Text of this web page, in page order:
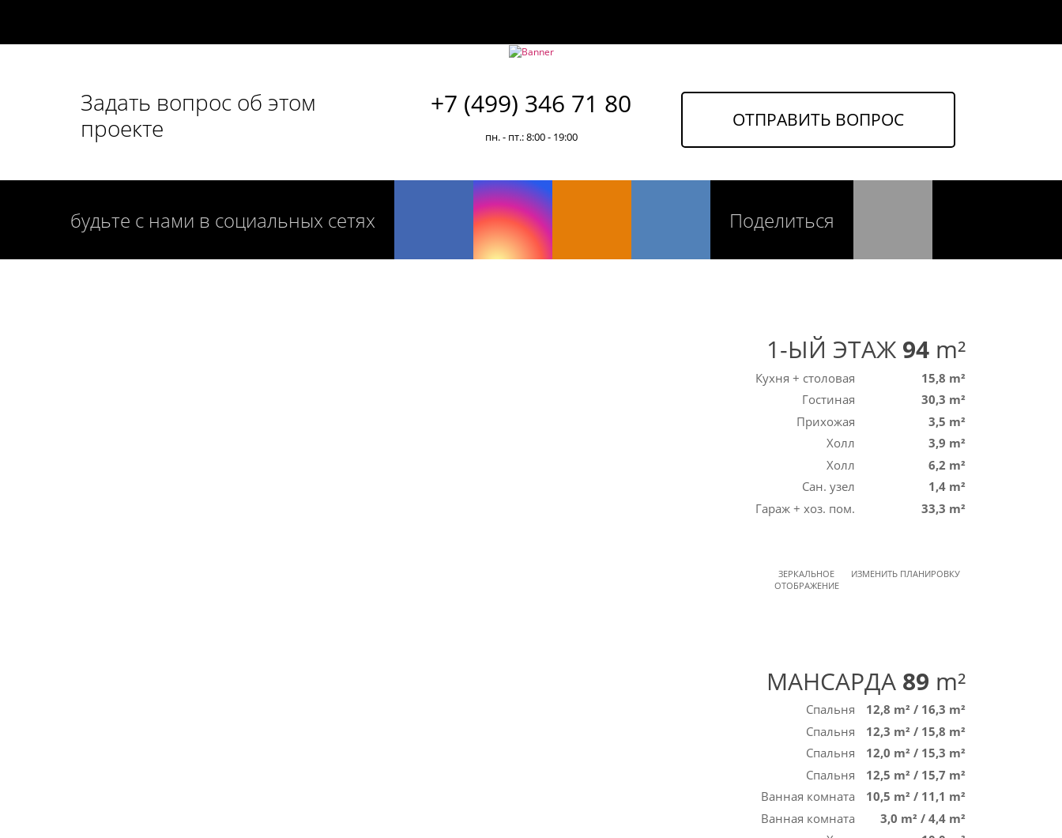
Задать вопрос об этом
проекте
+7 (499) 346 71 80
пн. - пт.: 8:00 - 19:00
ОТПРАВИТЬ ВОПРОС
будьте с нами в социальных сетях Поделиться
1-ЫЙ ЭТАЖ 94 m²
Кухня + столовая
15,8 m²
Гостиная
30,3 m²
Прихожая
3,5 m²
Холл
3,9 m²
Холл
6,2 m²
Сан. узел
1,4 m²
Гараж + хоз. пом.
33,3 m²
ЗЕРКАЛЬНОЕ
ОТОБРАЖЕНИЕ
ИЗМЕНИТЬ ПЛАНИРОВКУ
МАНСАРДА 89 m²
Спальня 12,8 m² / 16,3 m²
Спальня
12,3 m² / 15,8 m²
Спальня
12,0 m² / 15,3 m²
Спальня
12,5 m² / 15,7 m²
Ванная комната
10,5 m² / 11,1 m²
Ванная комната
3,0 m² / 4,4 m²